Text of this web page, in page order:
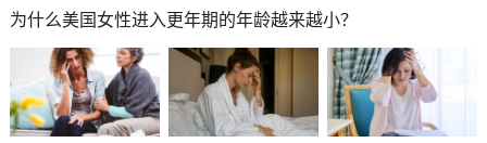
为什么美国女性进入更年期的年龄越来越小？